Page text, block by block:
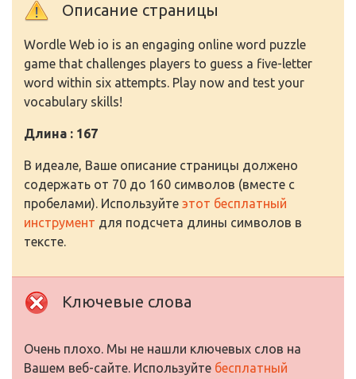
Описание страницы
Wordle Web io is an engaging online word puzzle
game that challenges players to guess a five-letter
word within six attempts. Play now and test your
vocabulary skills!
Длина : 167
В идеале, Ваше описание страницы должено
содержать от 70 до 160 символов (вместе с
пробелами). Используйте этот бесплатный
инструмент для подсчета длины символов в
тексте.
Ключевые слова
Очень плохо. Мы не нашли ключевых слов на
Вашем веб-сайте. Используйте бесплатный